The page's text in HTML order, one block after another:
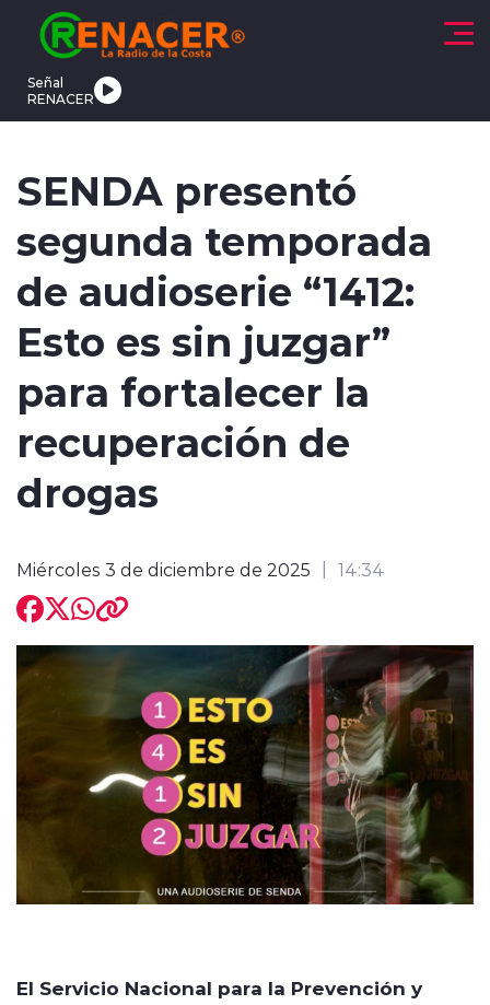
Click acá para ir directamente al contenido
Señal
RENACER
modo claro
SENDA presentó
segunda temporada
de audioserie “1412:
Esto es sin juzgar”
para fortalecer la
recuperación de
drogas
Miércoles 3 de diciembre de 2025 14:34
El Servicio Nacional para la Prevención y